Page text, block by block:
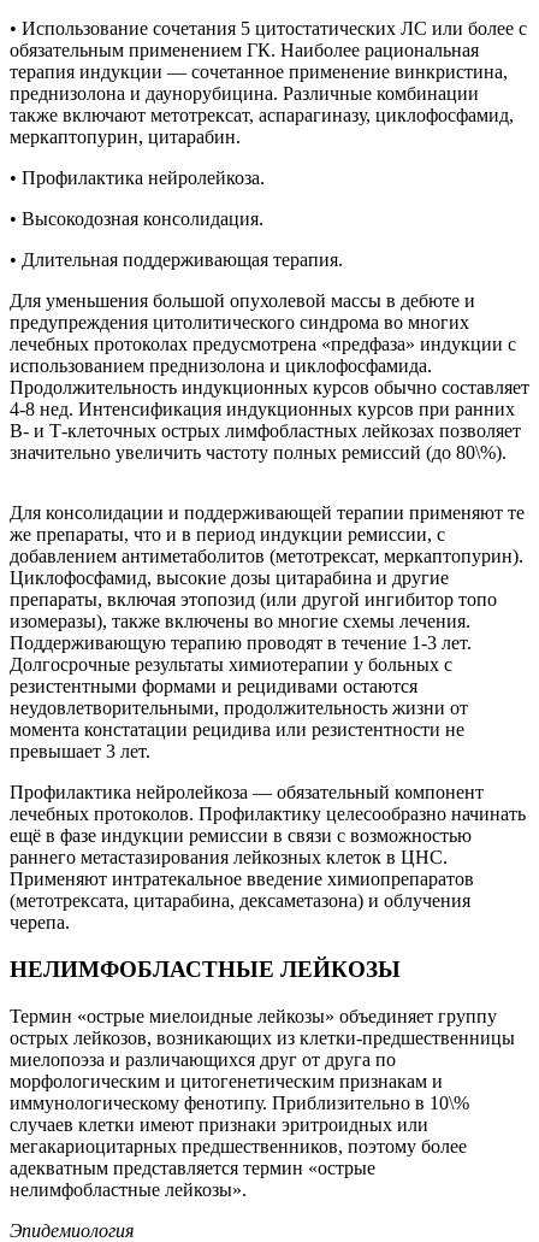
• Использование сочетания 5 цитостатических ЛС или более с
обязательным применением ГК. Наиболее рациональная
терапия индукции — сочетанное применение винкристина,
преднизолона и даунорубицина. Различные комбинации
также включают метотрексат, аспарагиназу, циклофосфамид,
меркаптопурин, цитарабин.
• Профилактика нейролейкоза.
• Высокодозная консолидация.
• Длительная поддерживающая терапия.
Для уменьшения большой опухолевой массы в дебюте и
предупреждения цитолитического синдрома во многих
лечебных протоколах предусмотрена «предфаза» индукции с
использованием преднизолона и циклофосфамида.
Продолжительность индукционных курсов обычно составляет
4-8 нед. Интенсификация индукционных курсов при ранних
В- и Т-клеточных острых лимфобластных лейкозах позволяет
значительно увеличить частоту полных ремиссий (до 80\%).
Для консолидации и поддерживающей терапии применяют те
же препараты, что и в период индукции ремиссии, с
добавлением антиметаболитов (метотрексат, меркаптопурин).
Циклофосфамид, высокие дозы цитарабина и другие
препараты, включая этопозид (или другой ингибитор топо
изомеразы), также включены во многие схемы лечения.
Поддерживающую терапию проводят в течение 1-3 лет.
Долгосрочные результаты химиотерапии у больных с
резистентными формами и рецидивами остаются
неудовлетворительными, продолжительность жизни от
момента констатации рецидива или резистентности не
превышает 3 лет.
Профилактика нейролейкоза — обязательный компонент
лечебных протоколов. Профилактику целесообразно начинать
ещё в фазе индукции ремиссии в связи с возможностью
раннего метастазирования лейкозных клеток в ЦНС.
Применяют интратекальное введение химиопрепаратов
(метотрексата, цитарабина, дексаметазона) и облучения
черепа.
НЕЛИМФОБЛАСТНЫЕ ЛЕЙКОЗЫ
Термин «острые миелоидные лейкозы» объединяет группу
острых лейкозов, возникающих из клетки-предшественницы
миелопоэза и различающихся друг от друга по
морфологическим и цитогенетическим признакам и
иммунологическому фенотипу. Приблизительно в 10\%
случаев клетки имеют признаки эритроидных или
мегакариоцитарных предшественников, поэтому более
адекватным представляется термин «острые
нелимфобластные лейкозы».
Эпидемиология